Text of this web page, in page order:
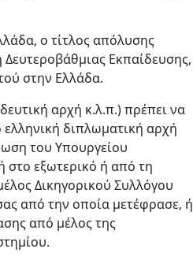
ο τίτλος απόλυσης
Δευτεροβάθμιας Εκπαίδευσης,
στην Ελλάδα.
αρχή κ.λ.π.) πρέπει να
διπλωματική αρχή
του Υπουργείου
στο εξωτερικό ή από τη
Δικηγορικού Συλλόγου
από την οποία μετέφρασε, ή
από μέλος της